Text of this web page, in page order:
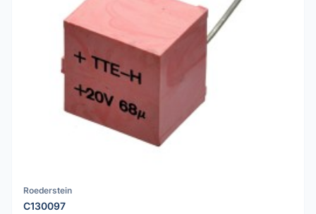
Roederstein
C130097